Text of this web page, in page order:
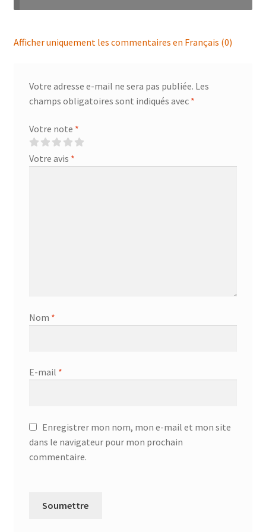
Afficher uniquement les commentaires en Français (0)
Votre adresse e-mail ne sera pas publiée. Les
champs obligatoires sont indiqués avec *
Votre note *
Votre avis *
Nom *
E-mail *
Enregistrer mon nom, mon e-mail et mon site
dans le navigateur pour mon prochain
commentaire.